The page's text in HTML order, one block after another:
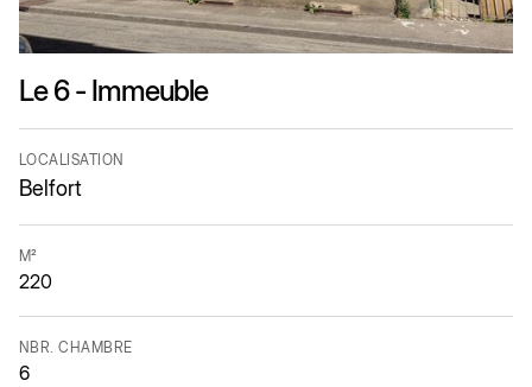
Le 6 - Immeuble
LOCALISATION
Belfort
M²
220
NBR. CHAMBRE
6